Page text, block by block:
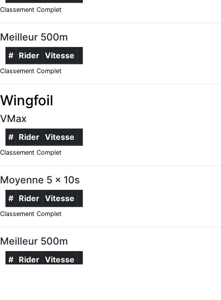
Classement Complet
Meilleur 500m
# Rider Vitesse
Classement Complet
Wingfoil
VMax
# Rider Vitesse
Classement Complet
Moyenne 5 x 10s
# Rider Vitesse
Classement Complet
Meilleur 500m
# Rider Vitesse